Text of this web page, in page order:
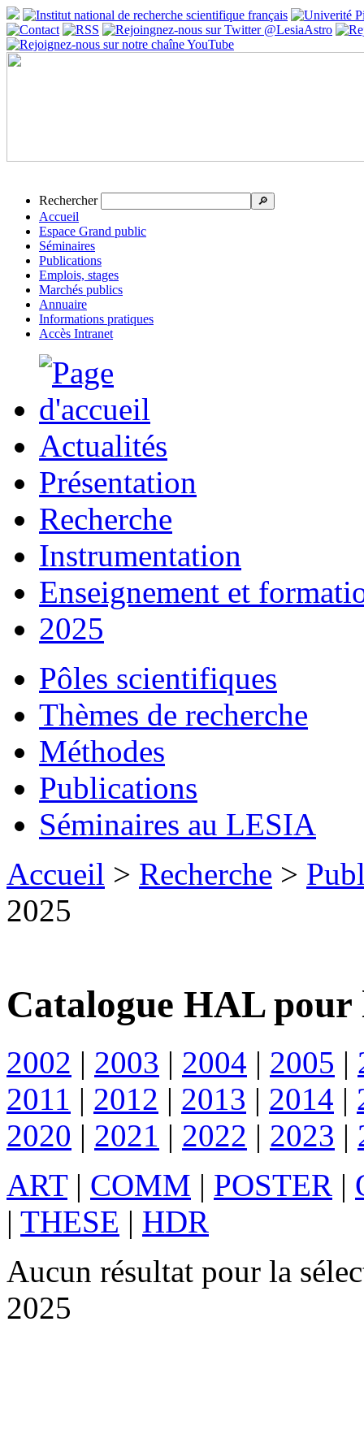
Rechercher 🔎
Accueil
Espace Grand public
Séminaires
Publications
Emplois, stages
Marchés publics
Annuaire
Informations pratiques
Accès Intranet
Actualités
Présentation
Recherche
Instrumentation
Enseignement et
2025
Pôles scientifiques
Thèmes de recherche
Méthodes
Publications
Séminaires au LESIA
Accueil > Recherche >
2025
Catalogue HAL pour
2002 | 2003 | 2004 | 2005 |
2011 | 2012 | 2013 | 2014 |
2020 | 2021 | 2022 | 2023 |
ART| COMM | POSTER |
| THESE | HDR
Aucun résultat pour la
2025